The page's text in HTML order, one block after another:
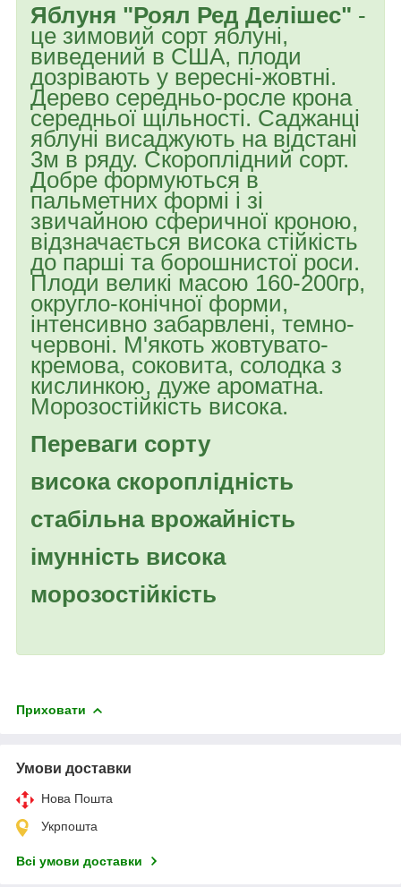
Яблуня "Роял Ред Делішес" -
це зимовий сорт яблуні,
виведений в США, плоди
дозрівають у вересні-жовтні.
Дерево середньо-росле крона
середньої щільності. Саджанці
яблуні висаджують на відстані
3м в ряду. Скороплідний сорт.
Добре формуються в
пальметних формі і зі
звичайною сферичної кроною,
відзначається висока стійкість
до парші та борошнистої роси.
Плоди великі масою 160-200гр,
округло-конічної форми,
інтенсивно забарвлені, темно-
червоні. М'якоть жовтувато-
кремова, соковита, солодка з
кислинкою, дуже ароматна.
Морозостійкість висока.
Переваги сорту
висока скороплідність
стабільна врожайність
імунність висока
морозостійкість
Приховати
Умови доставки
Нова Пошта
Укрпошта
Всі умови доставки